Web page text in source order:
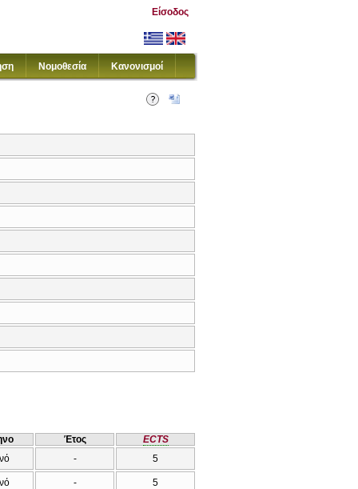
Είσοδος
Νομοθεσία Κανονισμοί
Έτος
ECTS
- 5
- 5